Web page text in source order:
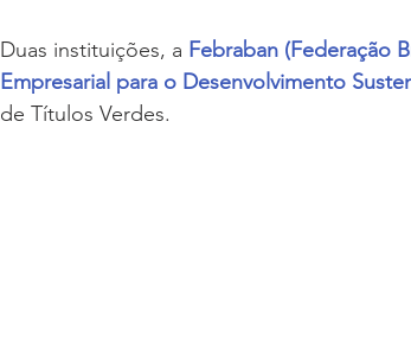
Duas instituições, a Febraban (Federação
Empresarial para o Desenvolvimento
de Títulos Verdes.